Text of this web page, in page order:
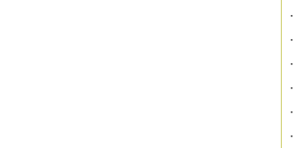
・
・
・
・
・
・